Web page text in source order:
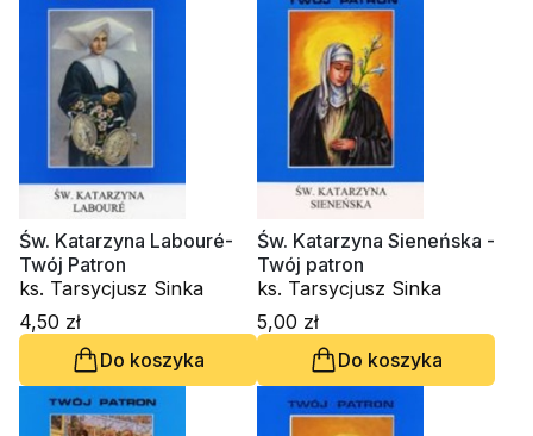
Św. Katarzyna Labouré-
Twój Patron
ks. Tarsycjusz Sinka
4,50 zł
Do koszyka
Św. Katarzyna Sieneńska -
Twój patron
ks. Tarsycjusz Sinka
5,00 zł
Do koszyka